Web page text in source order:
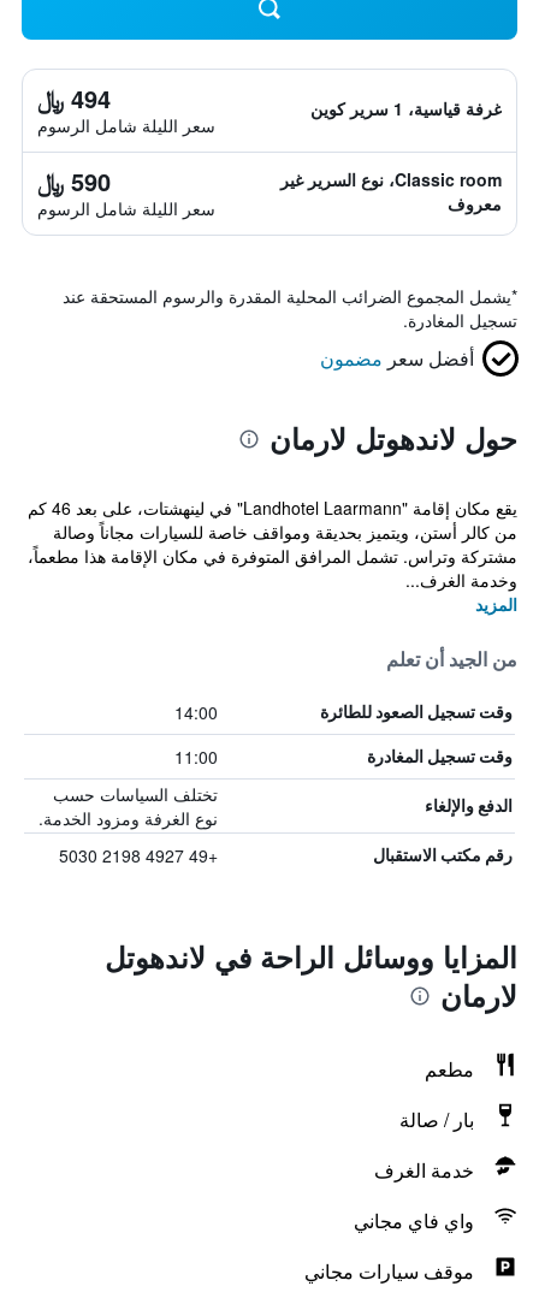
غرفة قياسية، 1 سرير كوين 494 ﷼
سعر الليلة شامل الرسوم
Classic room، نوع السرير غير
معروف
590 ﷼
سعر الليلة شامل الرسوم
*يشمل المجموع الضرائب المحلية المقدرة والرسوم المستحقة عند
تسجيل المغادرة.
أفضل سعر مضمون
حول لاندهوتل لارمان
يقع مكان إقامة "Landhotel Laarmann" في لينهشتات، على بعد 46 كم
من كالر أستن، ويتميز بحديقة ومواقف خاصة للسيارات مجاناً وصالة
مشتركة وتراس. تشمل المرافق المتوفرة في مكان الإقامة هذا مطعماً،
وخدمة الغرف...
المزيد
من الجيد أن تعلم
وقت تسجيل الصعود للطائرة 14:00
وقت تسجيل المغادرة 11:00
الدفع والإلغاء
تختلف السياسات حسب
نوع الغرفة ومزود الخدمة.
رقم مكتب الاستقبال +49 4927 2198 5030
المزايا ووسائل الراحة في لاندهوتل
لارمان
مطعم
بار / صالة
خدمة الغرف
واي فاي مجاني
موقف سيارات مجاني